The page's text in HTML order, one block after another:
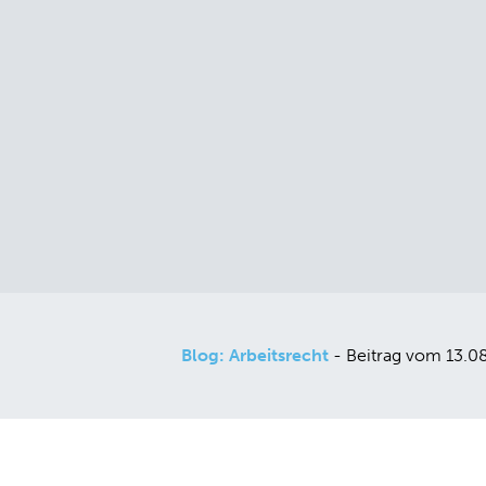
Blog: Arbeitsrecht - Beitrag vom